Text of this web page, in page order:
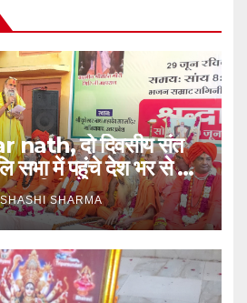
दो दिवसीय संत
सभा में पहुंचे देश भर से संत
गिरी।
SHASHI SHARMA